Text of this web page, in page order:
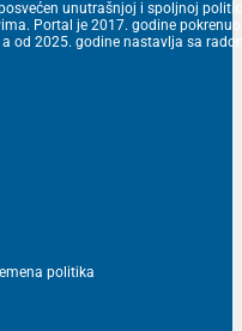
unutrašnjoj i spoljnoj
Portal je 2017. godine
a od 2025. godine nastavlja sa
politika